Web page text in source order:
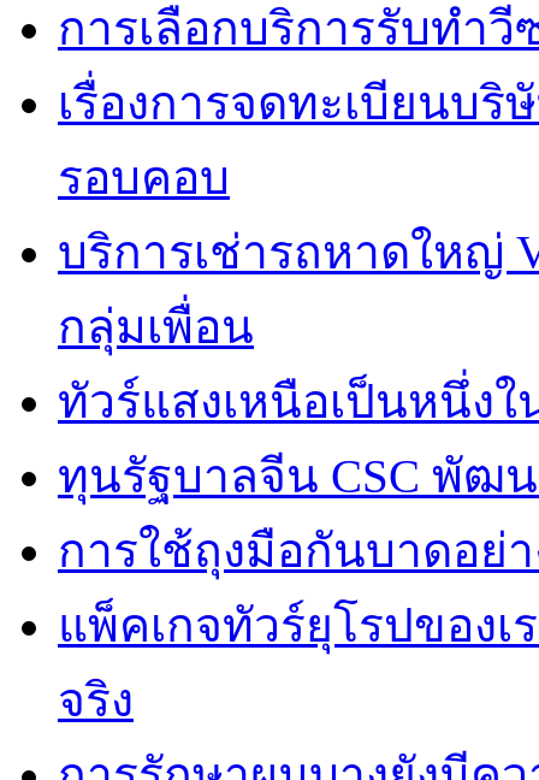
การเลือกบริการรับทำ
เรื่องการจดทะเบียนบ
รอบคอบ
บริการเช่ารถหาดใหญ่
กลุ่มเพื่อน
ทัวร์แสงเหนือเป็นหนึ่ง
ทุนรัฐบาลจีน CSC พัฒ
การใช้ถุงมือกันบาดอย่
แพ็คเกจทัวร์ยุโรปของ
จริง